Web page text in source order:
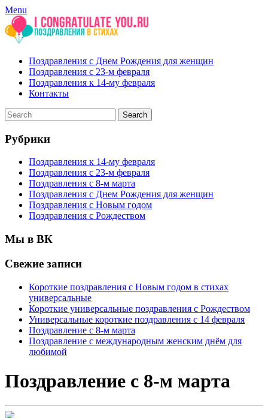
Menu
Поздравления с Днем Рождения для женщин
Поздравления с 23-м февраля
Поздравления к 14-му февраля
Контакты
Рубрики
Поздравления к 14-му февраля
Поздравления с 23-м февраля
Поздравления с 8-м марта
Поздравления с Днем Рождения для женщин
Поздравления с Новым годом
Поздравления с Рождеством
Мы в ВК
Свежие записи
Короткие поздравления с Новым годом в стихах
универсальные
Короткие универсальные поздравления с Рождеством
Универсальные короткие поздравления с 14 февраля
Поздравление с 8-м марта
Поздравление с международным женским днём для
любимой
Поздравление с 8-м марта